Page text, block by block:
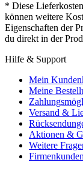
* Diese
können weitere
Eigenschaften der
du direkt in der
Hilfe & Support
Mein
Meine
Versand &
Aktionen &
Weitere
Firmenkunden